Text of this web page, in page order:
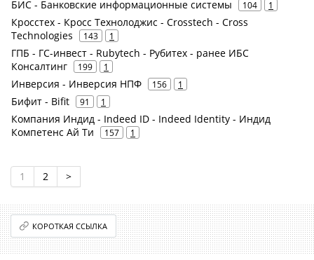
БИС - Банковские информационные системы 104 1
Кросстех - Кросс Технолоджис - Crosstech - Cross
Technologies
143 1
ГПБ - ГС-инвест - Rubytech - Рубитех - ранее ИБС
Консалтинг
199 1
Инверсия - Инверсия НПФ 156 1
Бифит - Bifit 91 1
Компания Индид - Indeed ID - Indeed Identity - Индид
Компетенс Ай Ти
157 1
1 2 >
КОРОТКАЯ ССЫЛКА